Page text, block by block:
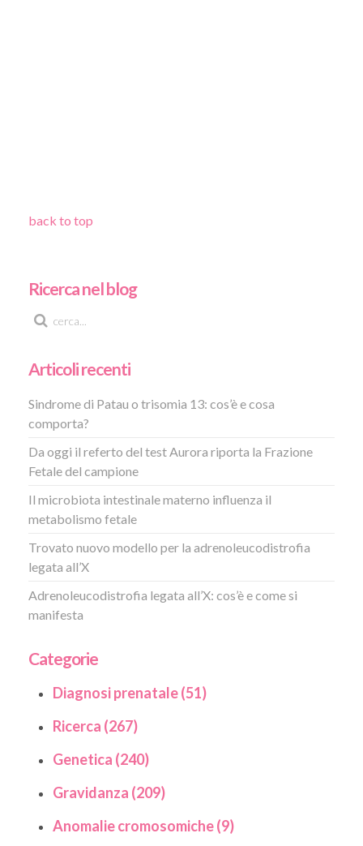
back to top
Ricerca nel blog
Articoli recenti
Sindrome di Patau o trisomia 13: cos’è e cosa
comporta?
Da oggi il referto del test Aurora riporta la Frazione
Fetale del campione
Il microbiota intestinale materno influenza il
metabolismo fetale
Trovato nuovo modello per la adrenoleucodistrofia
legata all’X
Adrenoleucodistrofia legata all’X: cos’è e come si
manifesta
Categorie
Diagnosi prenatale (51)
Ricerca (267)
Genetica (240)
Gravidanza (209)
Anomalie cromosomiche (9)